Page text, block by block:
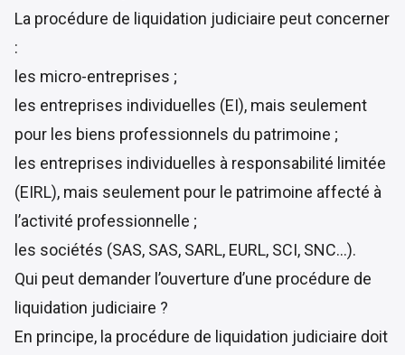
La procédure de liquidation judiciaire peut concerner
:
les micro-entreprises ;
les entreprises individuelles (EI), mais seulement
pour les biens professionnels du patrimoine ;
les entreprises individuelles à responsabilité limitée
(EIRL), mais seulement pour le patrimoine affecté à
l’activité professionnelle ;
les sociétés (SAS, SAS, SARL, EURL, SCI, SNC…).
Qui peut demander l’ouverture d’une procédure de
liquidation judiciaire ?
En principe, la procédure de liquidation judiciaire doit